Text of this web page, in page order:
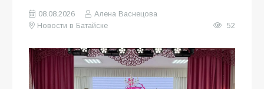
08.08.2026
Алена Васнецова
Новости в Батайске
52